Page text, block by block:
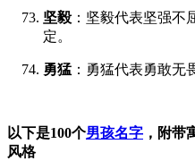
坚毅 ：坚毅代表坚强不
定。
勇猛 ：勇猛代表勇敢无
以下是100个男孩名字 ，附带
风格